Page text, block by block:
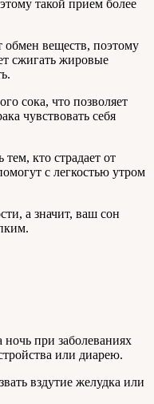
такой прием более
веществ, поэтому
сжигать жировые
сока, что позволяет
чувствовать себя
кто страдает от
с легкостью утром
а значит, ваш сон
ночь при заболеваниях
или диарею.
вздутие желудка или